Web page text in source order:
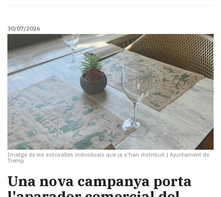
30/07/2026
Imatge de les estovalles individuals que ja s'han distribuït | Ajuntament de
Tremp
Una nova campanya porta